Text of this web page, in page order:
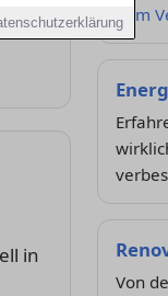
in
Zum
Von